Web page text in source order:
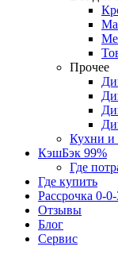
Прочее
Кухни и
КэшБэк 99%
Где
Где купить
Рассрочка 0-
Отзывы
Блог
Сервис